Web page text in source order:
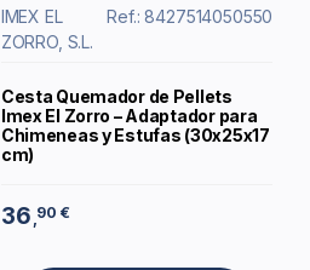
IMEX EL
ZORRO, S.L.
Ref.: 8427514050550
Cesta Quemador de Pellets
Imex El Zorro – Adaptador para
Chimeneas y Estufas (30x25x17
cm)
36 ,90 €